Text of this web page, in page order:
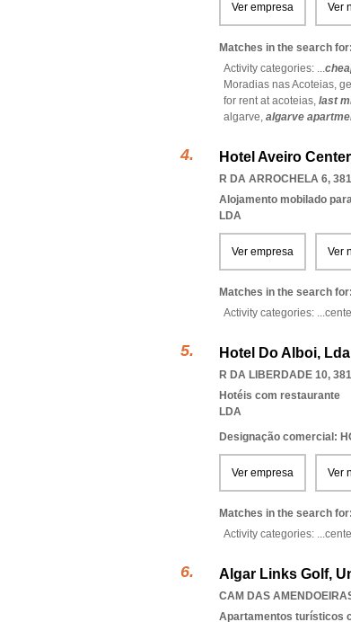
Ver empresa Ver
Matches in the search for:
Activity categories: ...
Moradias nas Acoteias,
for rent at acoteias, last
algarve, algarve
Hotel Aveiro
R DA ARROCHELA 6,
Alojamento mobilado
LDA
Ver empresa Ver
Matches in the search for:
Activity categories: ...
Hotel Do Alboi, Lda
R DA LIBERDADE 10,
Hotéis com restaurante
LDA
Designação comercial:
Ver empresa Ver
Matches in the search for:
Activity categories: ...
Algar Links Golf,
CAM DAS
Apartamentos turísticos